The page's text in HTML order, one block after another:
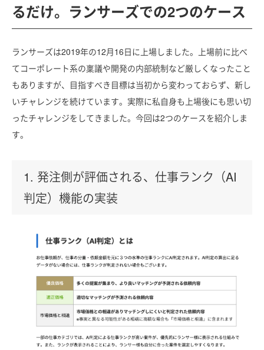
るだけ。ランサーズでの2つのケース
ランサーズは2019年の12月16日に上場しました。上場前に比べ
てコーポレート系の稟議や開発の内部統制など厳しくなったこと
もありますが、目指すべき目標は当初から変わっておらず、新し
いチャレンジを続けています。実際に私自身も上場後にも思い切
ったチャレンジをしてきました。今回は2つのケースを紹介しま
す。
1. 発注側が評価される、仕事ランク（AI
判定）機能の実装